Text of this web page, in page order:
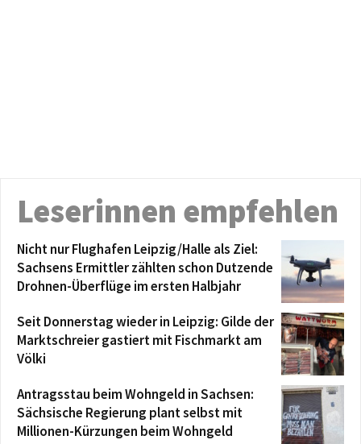
Leserinnen empfehlen
Nicht nur Flughafen Leipzig/Halle als Ziel:
Sachsens Ermittler zählten schon Dutzende
Drohnen-Überflüge im ersten Halbjahr
Seit Donnerstag wieder in Leipzig: Gilde der
Marktschreier gastiert mit Fischmarkt am
Völki
Antragsstau beim Wohngeld in Sachsen:
Sächsische Regierung plant selbst mit
Millionen-Kürzungen beim Wohngeld